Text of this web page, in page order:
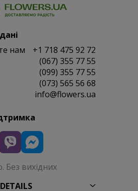
нам
+1 718 475 92 72
(067) 355 77 55
(099) 355 77 55
(073) 565 56 68
info@flowers.ua
Без вихідних